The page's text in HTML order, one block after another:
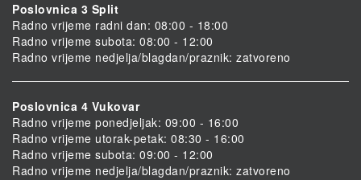
Poslovnica 3 Split
Radno vrijeme radni dan: 08:00 - 18:00
Radno vrijeme subota: 08:00 - 12:00
Radno vrijeme nedjelja/blagdan/praznik: zatvoreno
Poslovnica 4 Vukovar
Radno vrijeme ponedjeljak: 09:00 - 16:00
Radno vrijeme utorak-petak: 08:30 - 16:00
Radno vrijeme subota: 09:00 - 12:00
Radno vrijeme nedjelja/blagdan/praznik: zatvoreno